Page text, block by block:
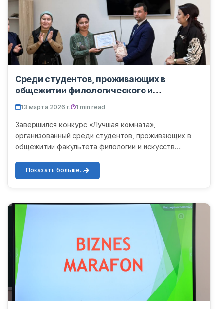
Среди студентов, проживающих в
общежитии филологического и
гуманитарного факультетов, был
организован конкурс «Лучшая комната».
13 марта 2026 г. 1 min read
Завершился конкурс «Лучшая комната»,
организованный среди студентов, проживающих в
общежитии факультета филологии и искусств
Абу Райхона Беруния. Этот к...
Показать больше...